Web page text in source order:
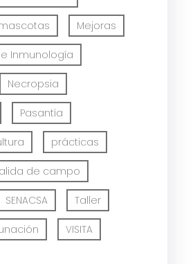
Mejoras
Inmunología
Necropsia
Pasantía
prácticas
de campo
SENACSA Taller
VISITA